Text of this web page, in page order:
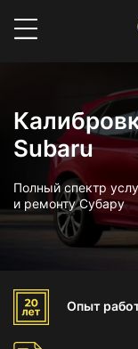
Subaru
Полный спектр
и ремонту Субару
Опыт